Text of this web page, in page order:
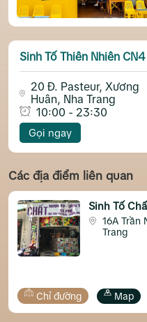
Sinh Tố Thiên Nhiên
20 Đ. Pasteur, Xương
Huân, Nha Trang
10:00 - 23:30
Gọi ngay
Các địa điểm liên quan
Sinh Tố Chất (Trần
16A Trần Nhật Duật,
Trang
Map